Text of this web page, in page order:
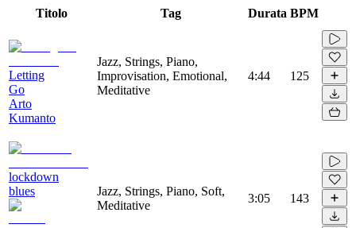
Titolo Tag Durata BPM
Letting
Go
Arto
Kumanto
Jazz, Strings, Piano,
Improvisation, Emotional,
Meditative
4:44 125
lockdown
blues
Jazz, Strings, Piano, Soft,
Meditative
3:05 143